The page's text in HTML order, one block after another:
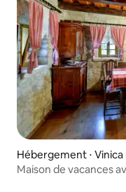
Hébergement ⋅ Vinica
Maison de vacances